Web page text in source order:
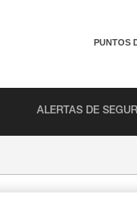
PUNTOS
ALERTAS DE